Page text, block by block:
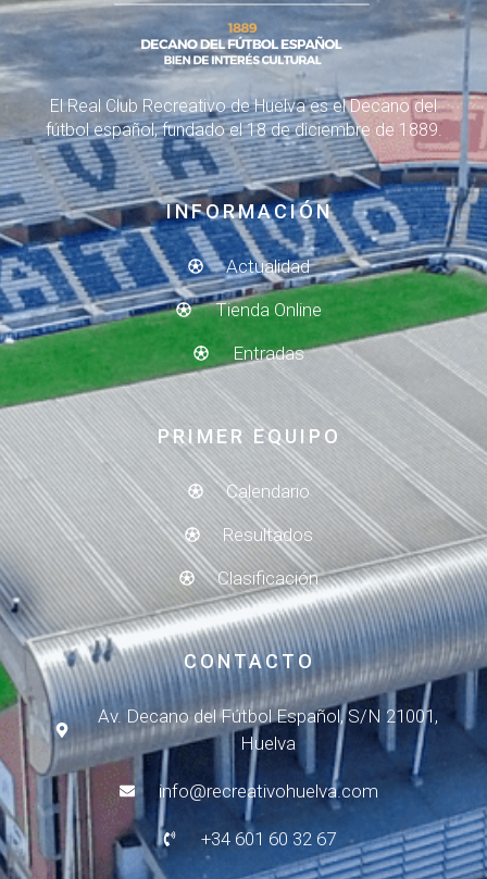
El Real Club Recreativo de Huelva es el Decano del
fútbol español, fundado el 18 de diciembre de 1889.
INFORMACIÓN
Actualidad
Tienda Online
Entradas
PRIMER EQUIPO
Calendario
Resultados
Clasificación
CONTACTO
Av. Decano del Fútbol Español, S/N 21001,
Huelva
info@recreativohuelva.com
+34 601 60 32 67